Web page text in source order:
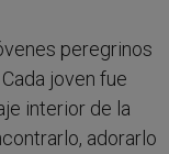
peregrinos
joven fue
interior de la
adorarlo